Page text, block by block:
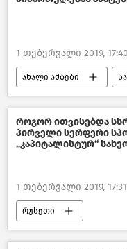
1 თებერვალი 2019, 17:40
ახალი ამბები
როგორ ითვისებდა
პირველი სერფერი
„კაპიტალისტურ“
1 თებერვალი 2019, 17:31
რუსეთი
ეს უცნაური რუსეთი, ეს